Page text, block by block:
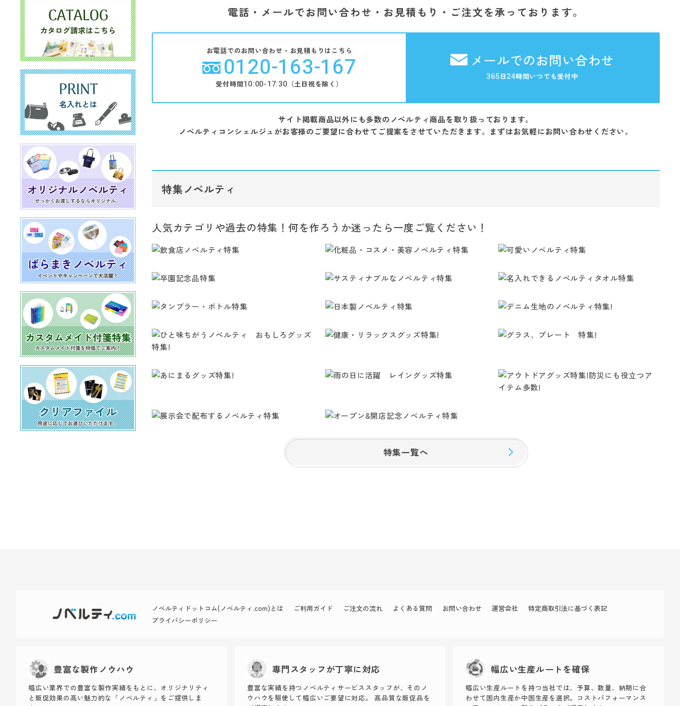
電話・メールでお問い合わせ・お見積もり・ご注文を承っております。
お電話でのお問い合わせ・お見積もりはこちら
0120-163-167
受付時間10:00-17:30 （土日祝を除く）
メールでのお問い合わせ
365日24時間いつでも受付中
サイト掲載商品以外にも多数のノベルティ商品を取り扱っております。
ノベルティコンシェルジュがお客様のご要望に合わせてご提案をさせていただきます。まずはお気軽にお問い合わせください。
特集ノベルティ
人気カテゴリや過去の特集！何を作ろうか迷ったら一度ご覧ください！
特集一覧へ
ノベルティドットコム(ノベルティ.com)とは ご利用ガイド ご注文の流れ よくある質問 お問い合わせ 運営会社
特定商取引法に基づく表記
プライバシーポリシー
豊富な製作ノウハウ
幅広い業界での豊富な製作実績をもとに、オリジナリティ
と販促効果の高い魅力的な「ノベルティ」をご提供しま
専門スタッフが丁寧に対応
豊富な実績を持つノベルティサービススタッフが、そのノ
ウハウを駆使して幅広いご要望に対応。 高品質な販促品を
幅広い生産ルートを確保
幅広い生産ルートを持つ当社では、予算、数量、納期に合
わせて国内生産か中国生産を選択。コストパフォーマンス